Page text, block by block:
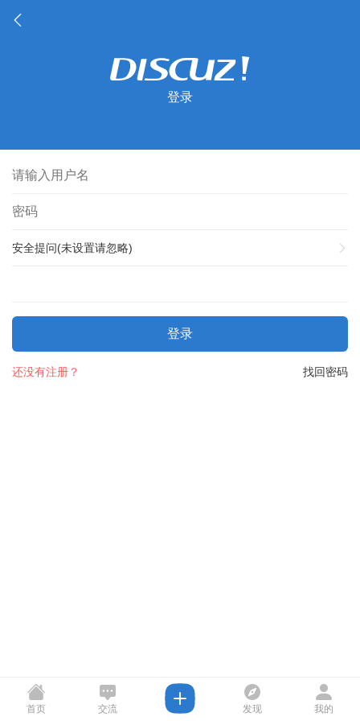
登录
安全提问(未设置请忽略)
登录
找回密码
还没有注册？
首页 交流 发现 我的